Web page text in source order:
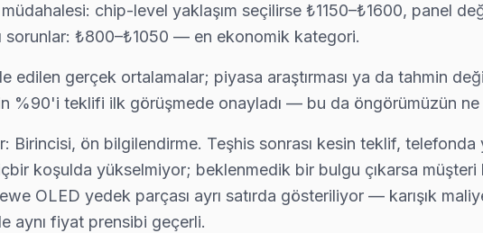
ve anakart sorunları görülüyor. Bağcılar servisimizde bu arızaları genellikle
hangi parçanın değiştiğini, maliyet dağılımını ve garanti kapsamını müşteri
müdahalesi: chip-level yaklaşım seçilirse ₺1150–₺1600, panel
sorunlar: ₺800–₺1050 — en ekonomik kategori.
edilen gerçek ortalamalar; piyasa araştırması ya da tahmin
%90'i teklifi ilk görüşmede onayladı — bu da öngörümüzün
Birincisi, ön bilgilendirme. Teşhis sonrası kesin teklif,
koşulda yükselmiyor; beklenmedik bir bulgu çıkarsa
OLED yedek parçası ayrı satırda gösteriliyor — karışık
aynı fiyat prensibi geçerli.